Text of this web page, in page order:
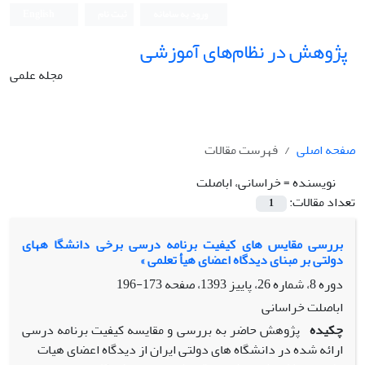
پژوهش در نظام‌های آموزشی
مجله علمی
صفحه اصلی
فهرست مقالات
نویسنده =خراسانی، اباصلت
تعداد مقالات:
1
بررسی مقایس های کیفیت برنامه درسی برخی دانشگا ههای
دولتی بر مبنای دیدگاه اعضای هیأ تعلمی »
دوره 8، شماره 26، پاییز 1393، صفحه
173-196
اباصلت خراسانی
چکیده پژوهش حاضر به بررسی و مقایسه کیفیت برنامه درسی
ارائه شده در دانشگاه های دولتی ایران از دیدگاه اعضای هیات